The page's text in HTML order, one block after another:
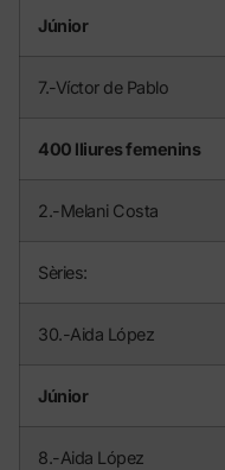
Júnior
7.-Víctor de Pablo
400 lliures femenins
2.-Melani Costa
Sèries:
30.-Aida López
Júnior
8.-Aida López